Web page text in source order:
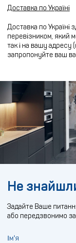
Доставка по Україні
Доставка по Україні
перевізником, який
так і на вашу адресу
запропонуйте ваш
Не
Задайте Ваше
або передзвонимо
Ім'я